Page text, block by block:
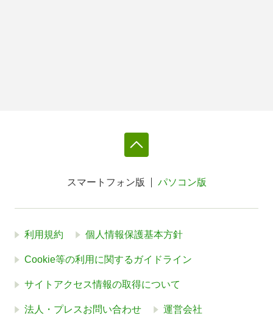
スマートフォン版 パソコン版
利用規約 個人情報保護基本方針
Cookie等の利用に関するガイドライン
サイトアクセス情報の取得について
法人・プレスお問い合わせ 運営会社